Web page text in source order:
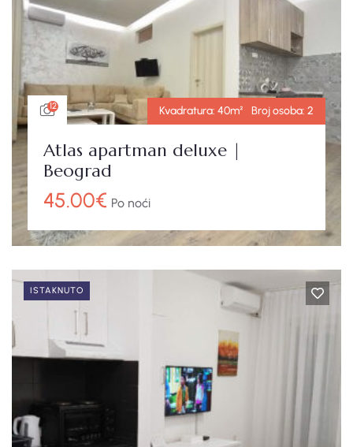
12 Kvadratura: 40m² Broj osoba: 2
Atlas apartman deluxe |
Beograd
45.00€ Po noći
ISTAKNUTO